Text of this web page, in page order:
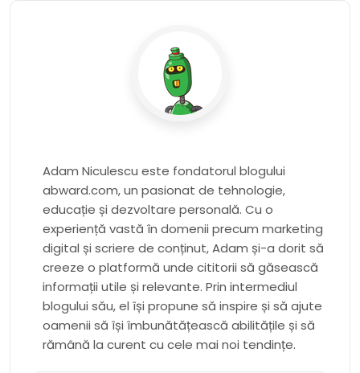
Adam Niculescu este fondatorul blogului
abward.com, un pasionat de tehnologie,
educație și dezvoltare personală. Cu o
experiență vastă în domenii precum marketing
digital și scriere de conținut, Adam și-a dorit să
creeze o platformă unde cititorii să găsească
informații utile și relevante. Prin intermediul
blogului său, el își propune să inspire și să ajute
oamenii să își îmbunătățească abilitățile și să
rămână la curent cu cele mai noi tendințe.